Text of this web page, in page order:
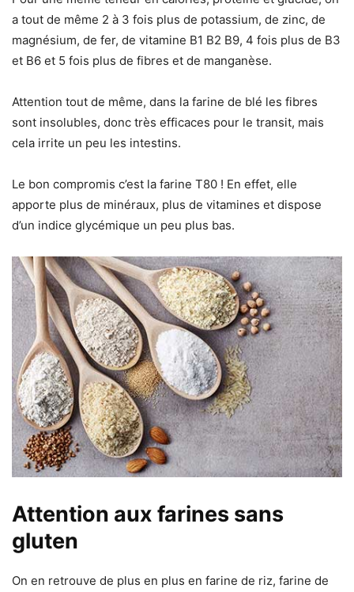
a tout de même 2 à 3 fois plus de potassium, de zinc, de
magnésium, de fer, de vitamine B1 B2 B9, 4 fois plus de B3
et B6 et 5 fois plus de fibres et de manganèse.
Attention tout de même, dans la farine de blé les fibres
sont insolubles, donc très efficaces pour le transit, mais
cela irrite un peu les intestins.
Le bon compromis c’est la farine T80 ! En effet, elle
apporte plus de minéraux, plus de vitamines et dispose
d’un indice glycémique un peu plus bas.
Attention aux farines sans
gluten
On en retrouve de plus en plus en farine de riz, farine de